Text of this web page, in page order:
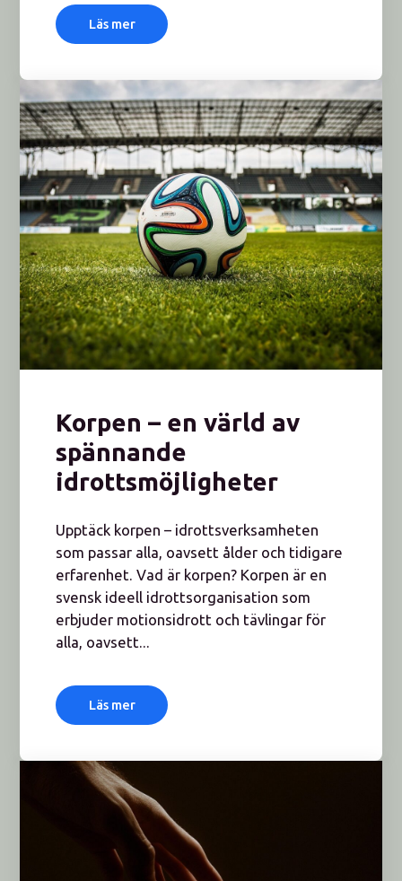
Läs mer
Korpen – en värld av
spännande
idrottsmöjligheter
Upptäck korpen – idrottsverksamheten
som passar alla, oavsett ålder och tidigare
erfarenhet. Vad är korpen? Korpen är en
svensk ideell idrottsorganisation som
erbjuder motionsidrott och tävlingar för
alla, oavsett...
Läs mer